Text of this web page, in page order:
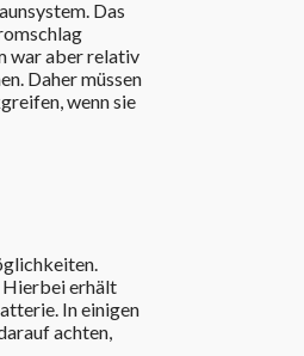
Das
war aber relativ
Daher müssen
wenn sie
Hierbei erhält
In einigen
achten,